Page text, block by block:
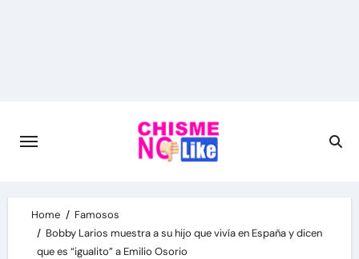
Home
Famosos
Bobby Larios muestra a su hijo que vivía en España y dicen
que es “igualito” a Emilio Osorio